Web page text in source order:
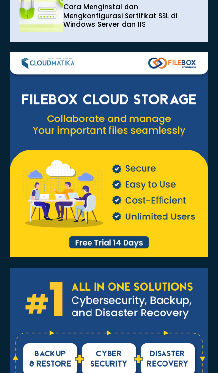
Cara Menginstal dan
Mengkonfigurasi Sertifikat SSL di
Windows Server dan IIS